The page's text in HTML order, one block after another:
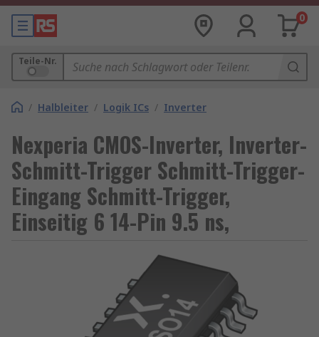
0
Teile-Nr.
/ Halbleiter / Logik ICs / Inverter
Nexperia CMOS-Inverter, Inverter-
Schmitt-Trigger Schmitt-Trigger-
Eingang Schmitt-Trigger,
Einseitig 6 14-Pin 9.5 ns,